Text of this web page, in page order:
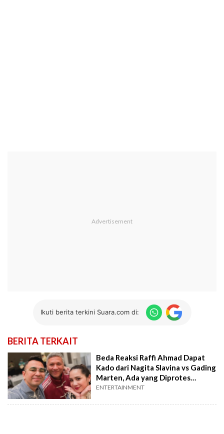
Ikuti berita terkini Suara.com di:
BERITA TERKAIT
Beda Reaksi Raffi Ahmad Dapat
Kado dari Nagita Slavina vs Gading
Marten, Ada yang Diprotes
Rafathar
ENTERTAINMENT